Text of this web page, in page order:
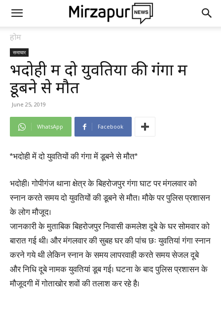
होम
समाचार
भदोही में दो युवतियों की गंगा में
डूबने से मौत
June 25, 2019
WhatsApp Facebook
*भदोही में दो युवतियों की गंगा में डूबने से मौत*
भदोही। गोपीगंज थाना क्षेत्र के बिहरोजपुर गंगा घाट पर मंगलवार को
स्नान करते समय दो युवतियों की डूबने से मौत। मौके पर पुलिस प्रशासन
के लोग मौजूद।
जानकारी के मुताबिक बिहरोजपुर निवासी कमलेश दूबे के घर सोमवार को
बारात गई थी। और मंगलवार की सुबह घर की पांच छः युवतियां गंगा स्नान
करने गये थी लेकिन स्नान के समय लापरवाही करते समय सेजल दूबे
और निधि दूबे नामक युवतियां डूब गई। घटना के बाद पुलिस प्रशासन के
मौजूदगी में गोताखोर शवों की तलाश कर रहे है।